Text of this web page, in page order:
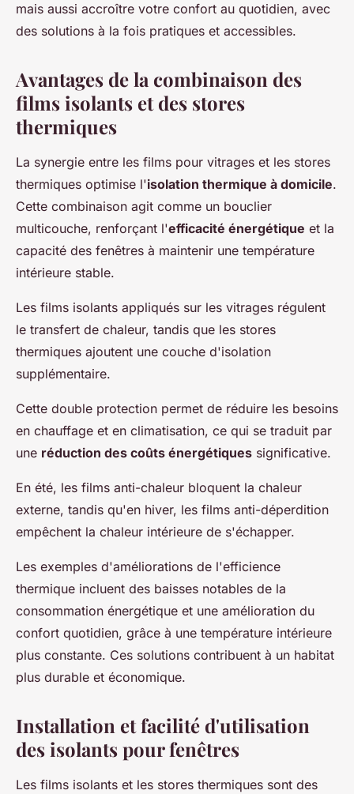
mais aussi accroître votre confort au quotidien, avec
des solutions à la fois pratiques et accessibles.
Avantages de la combinaison des
films isolants et des stores
thermiques
La synergie entre les films pour vitrages et les stores
thermiques optimise l'isolation thermique à domicile.
Cette combinaison agit comme un bouclier
multicouche, renforçant l'efficacité énergétique et la
capacité des fenêtres à maintenir une température
intérieure stable.
Les films isolants appliqués sur les vitrages régulent
le transfert de chaleur, tandis que les stores
thermiques ajoutent une couche d'isolation
supplémentaire.
Cette double protection permet de réduire les besoins
en chauffage et en climatisation, ce qui se traduit par
une réduction des coûts énergétiques significative.
En été, les films anti-chaleur bloquent la chaleur
externe, tandis qu'en hiver, les films anti-déperdition
empêchent la chaleur intérieure de s'échapper.
Les exemples d'améliorations de l'efficience
thermique incluent des baisses notables de la
consommation énergétique et une amélioration du
confort quotidien, grâce à une température intérieure
plus constante. Ces solutions contribuent à un habitat
plus durable et économique.
Installation et facilité d'utilisation
des isolants pour fenêtres
Les films isolants et les stores thermiques sont des